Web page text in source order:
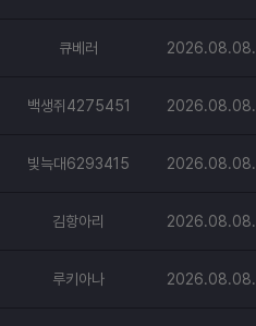
큐베러 2026.08.08.
백생쥐4275451 2026.08.08.
빛늑대6293415 2026.08.08.
김항아리 2026.08.08.
루키아나 2026.08.08.